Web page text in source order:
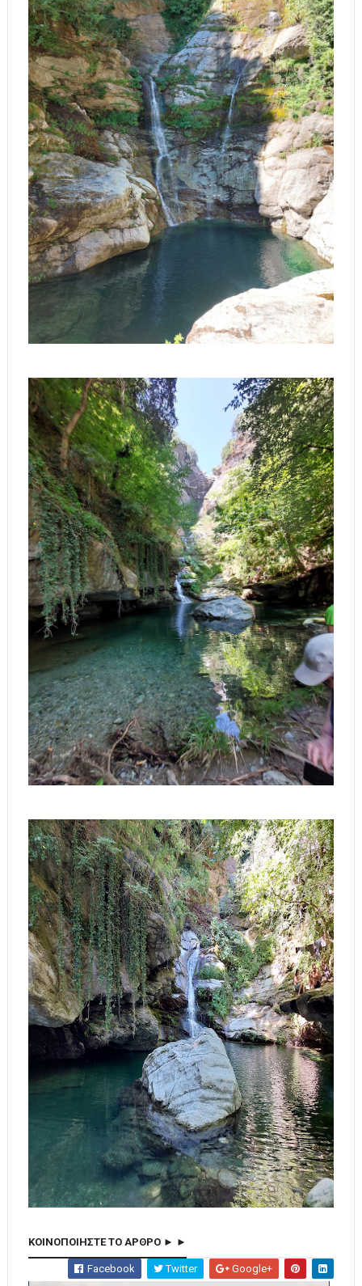
ΚΟΙΝΟΠΟΙΗΣΤΕ ΤΟ ΑΡΘΡΟ ► ►
Facebook Twitter Google+